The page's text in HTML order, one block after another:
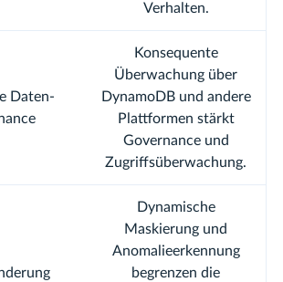
Verhalten.
Daten-
Konsequente
Überwachung über
DynamoDB und andere
Plattformen stärkt
Governance und
Zugriffsüberwachung.
Dynamische
Maskierung und
Anomalieerkennung
begrenzen die